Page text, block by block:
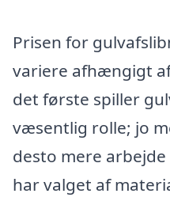
Prisen for
variere afhængigt
det første spiller
væsentlig rolle; jo
desto mere
har valget af